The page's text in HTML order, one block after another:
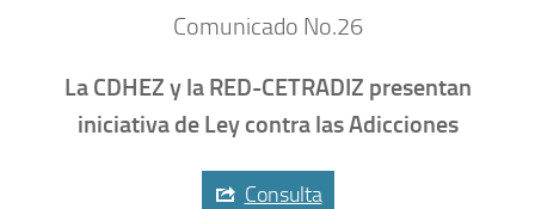
Comunicado No.26
La CDHEZ y la RED-CETRADIZ presentan
iniciativa de Ley contra las Adicciones
Consulta